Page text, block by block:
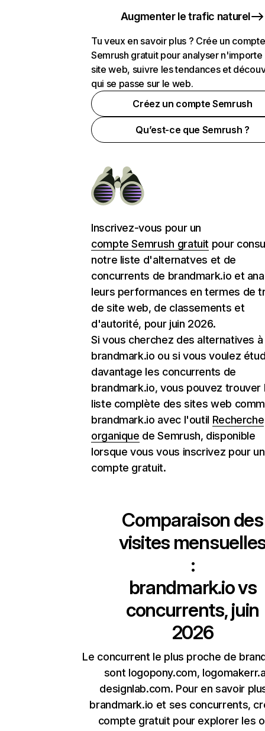
Augmenter le trafic naturel
Tu veux en savoir plus ? Crée un compte
Semrush gratuit pour analyser n'importe
site web, suivre les tendances et
qui se passe sur le web.
Créez un compte Semrush
Qu’est-ce que Semrush ?
Inscrivez-vous pour un
compte Semrush gratuit pour
notre liste d'alternatves et de
concurrents de brandmark.io et
leurs performances en termes de
de site web, de classements et
d'autorité, pour juin 2026.
Si vous cherchez des alternatives à
brandmark.io ou si vous voulez
davantage les concurrents de
brandmark.io, vous pouvez trouver
liste complète des sites web
brandmark.io avec l'outil Recherche
organique de Semrush, disponible
lorsque vous vous inscrivez pour un
compte gratuit.
Comparaison des
visites
:
brandmark.iovs
concurrents, juin
2026
Le concurrent le plus proche de
sont logopony.com,
designlab.com. Pour en savoir
brandmark.io et ses concurrents,
compte gratuit pour explorer les